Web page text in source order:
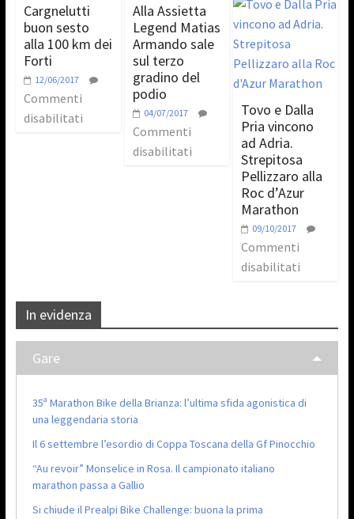
Cargnelutti
buon sesto
alla 100 km dei
Forti
12/06/2017
Commenti
disabilitati
Alla Assietta
Legend Matias
Armando sale
sul terzo
gradino del
podio
04/07/2017
Commenti
disabilitati
Tovo e Dalla
Pria vincono
ad Adria.
Strepitosa
Pellizzaro alla
Roc d’Azur
Marathon
09/10/2017
Commenti
disabilitati
In evidenza
Gare
35ª Marathon Bike della Brianza: l’ultima sfida agonistica di
una leggendaria storia
Il 6 settembre l’esordio di Coppa Toscana della Gf Pinocchio
“Au revoir” Monselice in Rosa. Il campionato italiano
marathon passa a Gallio
Si chiude il Prealpi Bike Challenge: buona la prima